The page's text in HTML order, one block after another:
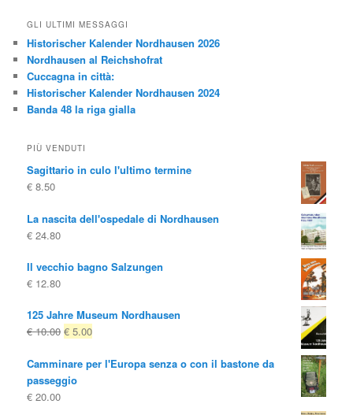
GLI ULTIMI MESSAGGI
Historischer Kalender Nordhausen 2026
Nordhausen al Reichshofrat
Cuccagna in città:
Historischer Kalender Nordhausen 2024
Banda 48 la riga gialla
PIÙ VENDUTI
Sagittario in culo l'ultimo termine
€ 8.50
La nascita dell'ospedale di Nordhausen
€ 24.80
Il vecchio bagno Salzungen
€ 12.80
125 Jahre Museum Nordhausen
€10.00 Il
originale
era:
€ 5.00Il
attuale
Camminare per l'Europa senza o con il bastone da
passeggio
€ 20.00